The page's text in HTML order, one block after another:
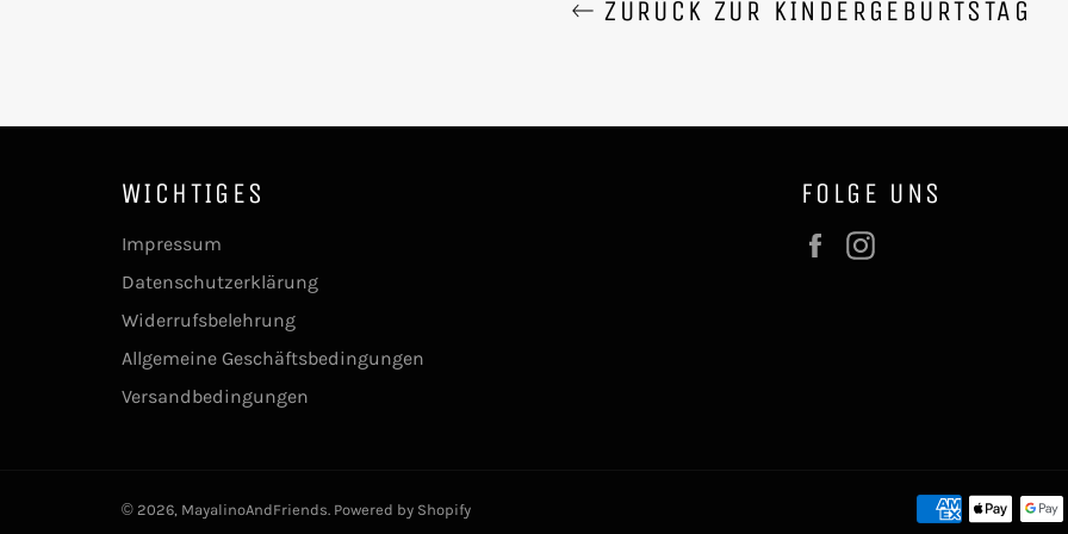
ZURÜCK ZUR KINDERGEBURTSTAG
WICHTIGES
Impressum
Datenschutzerklärung
Widerrufsbelehrung
Allgemeine Geschäftsbedingungen
Versandbedingungen
FOLGE UNS
Facebook
© 2026, MayalinoAndFriends. Powered by Shopify